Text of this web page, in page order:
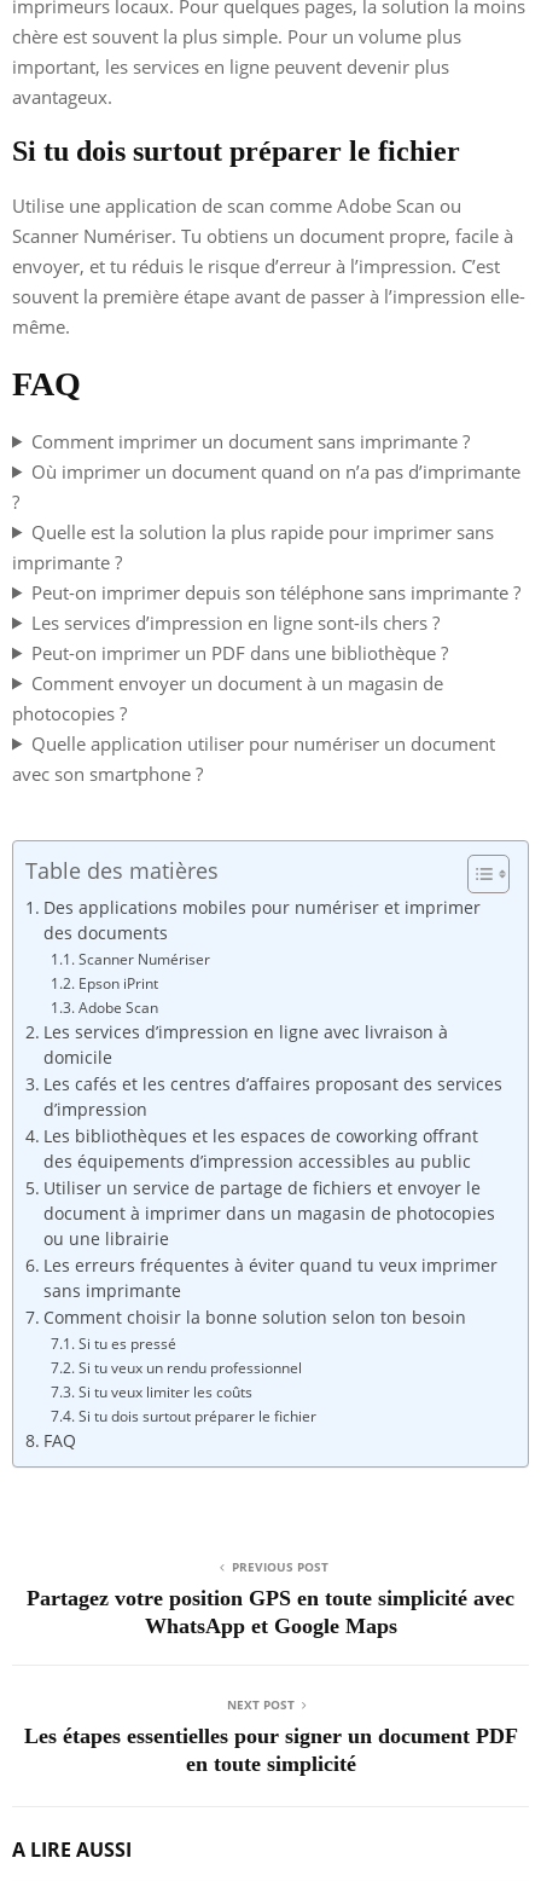
imprimeurs locaux. Pour quelques pages, la solution la moins
chère est souvent la plus simple. Pour un volume plus
important, les services en ligne peuvent devenir plus
avantageux.
Si tu dois surtout préparer le fichier
Utilise une application de scan comme Adobe Scan ou
Scanner Numériser. Tu obtiens un document propre, facile à
envoyer, et tu réduis le risque d’erreur à l’impression. C’est
souvent la première étape avant de passer à l’impression elle-
même.
FAQ
Comment imprimer un document sans imprimante ?
Où imprimer un document quand on n’a pas d’imprimante
?
Quelle est la solution la plus rapide pour imprimer sans
imprimante ?
Peut-on imprimer depuis son téléphone sans imprimante ?
Les services d’impression en ligne sont-ils chers ?
Peut-on imprimer un PDF dans une bibliothèque ?
Comment envoyer un document à un magasin de
photocopies ?
Quelle application utiliser pour numériser un document
avec son smartphone ?
Table des matières
Des applications mobiles pour numériser et imprimer
des documents
Scanner Numériser
Epson iPrint
Adobe Scan
Les services d’impression en ligne avec livraison à
domicile
Les cafés et les centres d’affaires proposant des services
d’impression
Les bibliothèques et les espaces de coworking offrant
des équipements d’impression accessibles au public
Utiliser un service de partage de fichiers et envoyer le
document à imprimer dans un magasin de photocopies
ou une librairie
Les erreurs fréquentes à éviter quand tu veux imprimer
sans imprimante
Comment choisir la bonne solution selon ton besoin
Si tu es pressé
Si tu veux un rendu professionnel
Si tu veux limiter les coûts
Si tu dois surtout préparer le fichier
FAQ
PREVIOUS POST
Partagez votre position GPS en toute simplicité avec
WhatsApp et Google Maps
NEXT POST
Les étapes essentielles pour signer un document PDF
en toute simplicité
A LIRE AUSSI